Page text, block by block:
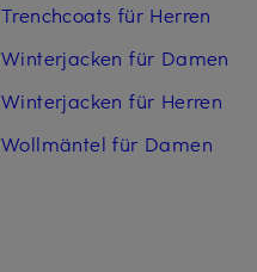
Trenchcoats für Herren
Winterjacken für Damen
Winterjacken für Herren
Wollmäntel für Damen